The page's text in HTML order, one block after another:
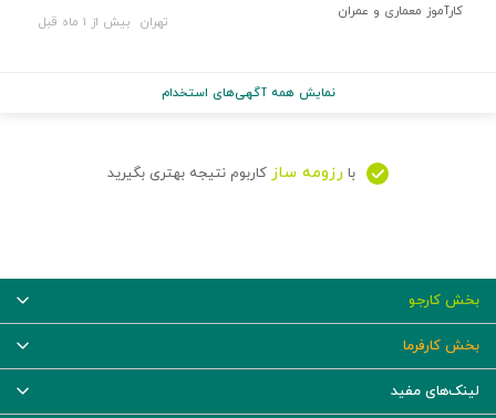
کارآموز معماری و عمران
تهران بیش از ۱ ماه قبل
نمایش همه آگهی‌های استخدام
با رزومه ساز کاربوم نتیجه بهتری بگیرید
بخش کارجو
بخش کارفرما
لینک‌های مفید